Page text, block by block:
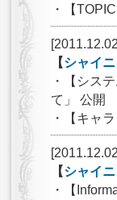
・【
【シャイ
・【シス
て」 公開
・【キャ
【シャイ
・【